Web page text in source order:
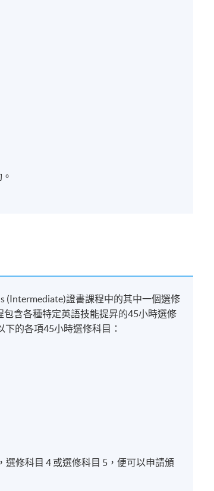
(Intermediate)證書課程中的其中一個選修
包含各種特定英語技能提昇的45小時選修
的各項45小時選修科目：
選修科目 4 或選修科目 5，便可以申請頒